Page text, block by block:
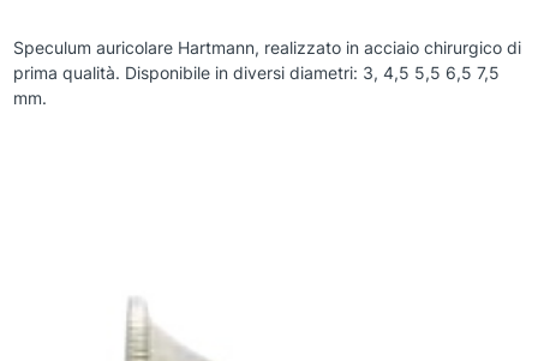
Speculum auricolare Hartmann, realizzato in acciaio chirurgico di
prima qualità. Disponibile in diversi diametri: 3, 4,5 5,5 6,5 7,5
mm.